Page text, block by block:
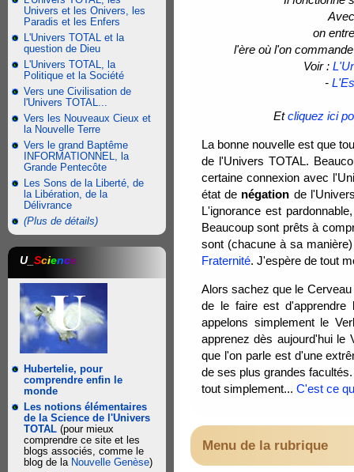
Univers et les Onivers, les
Paradis et les Enfers
L'Univers TOTAL et la
question de Dieu
L'Univers TOTAL, la
Politique et la Société
Vers une Civilisation de
l'Univers TOTAL...
Vers les Nouveaux Cieux et
la Nouvelle Terre
Vers le grand Baptême
INFORMATIONNEL, la
Grande Pentecôte
Les Sons de la Liberté, de
la Libération, de la
Délivrance
(Plus de détails)
U_ Science
Hubertelie, pour
comprendre enfin le
monde
Les notions élémentaires
de la Science de l'Univers
TOTAL (pour mieux
comprendre ce site et les
blogs associés, comme le
blog de la Nouvelle Genèse)
on
l'ère où l'on
Voir :
-
Etcliquez ici
La bonne nouvelle est que
de l'Univers TOTAL.
certaine connexion avec
état de négation de
L'ignorance est
Beaucoup sont prêts à
sont (chacune à sa
Fraternité. J'espère de tout
Alors sachez que le
de le faire est
appelons simplement le
apprenez dès aujourd'hui
que l'on parle est d'une
de ses plus grandes
tout simplement... C'est ce
Menu de la rubrique